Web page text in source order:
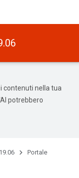
contenuti nella tua
potrebbero
Portale